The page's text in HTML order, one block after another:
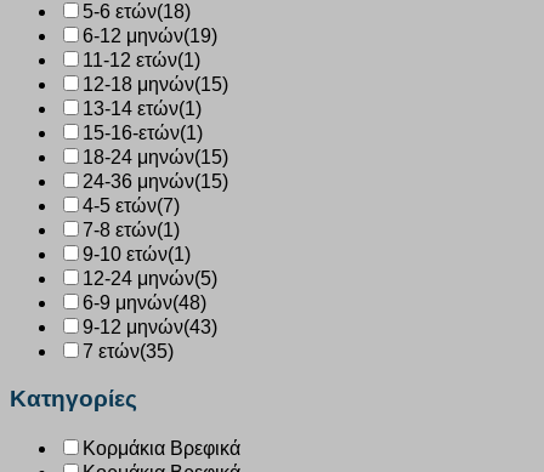
5-6 ετών(18)
6-12 μηνών(19)
11-12 ετών(1)
12-18 μηνών(15)
13-14 ετών(1)
15-16-ετών(1)
18-24 μηνών(15)
24-36 μηνών(15)
4-5 ετών(7)
7-8 ετών(1)
9-10 ετών(1)
12-24 μηνών(5)
6-9 μηνών(48)
9-12 μηνών(43)
7 ετών(35)
Κατηγορίες
Κορμάκια Βρεφικά